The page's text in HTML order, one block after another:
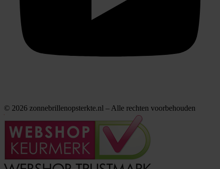
© 2026 zonnebrillenopsterkte.nl – Alle rechten voorbehouden